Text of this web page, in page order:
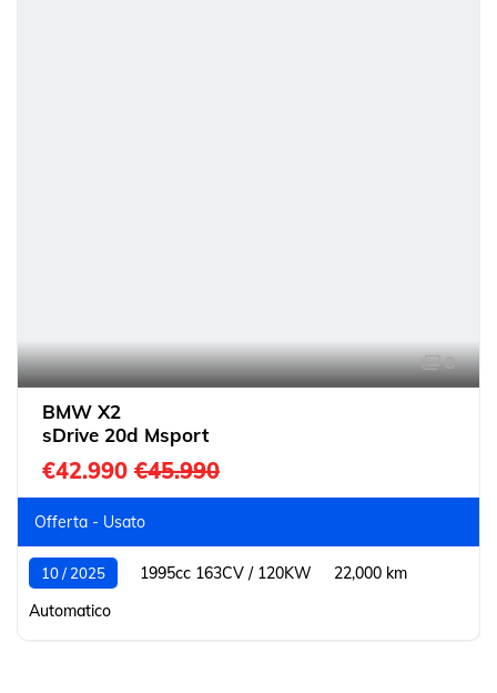
8
BMW X2
sDrive 20d Msport
€42.990 €45.990
Offerta - Usato
10 / 2025 1995cc 163CV / 120KW
22,000 km
Automatico